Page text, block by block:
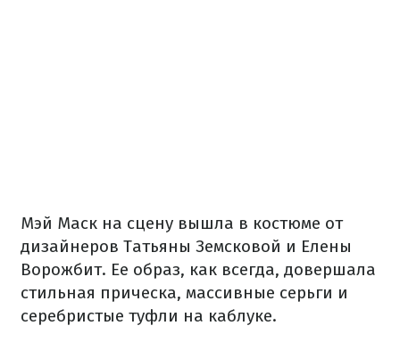
Мэй Маск на сцену вышла в костюме от
дизайнеров Татьяны Земсковой и Елены
Ворожбит. Ее образ, как всегда, довершала
стильная прическа, массивные серьги и
серебристые туфли на каблуке.